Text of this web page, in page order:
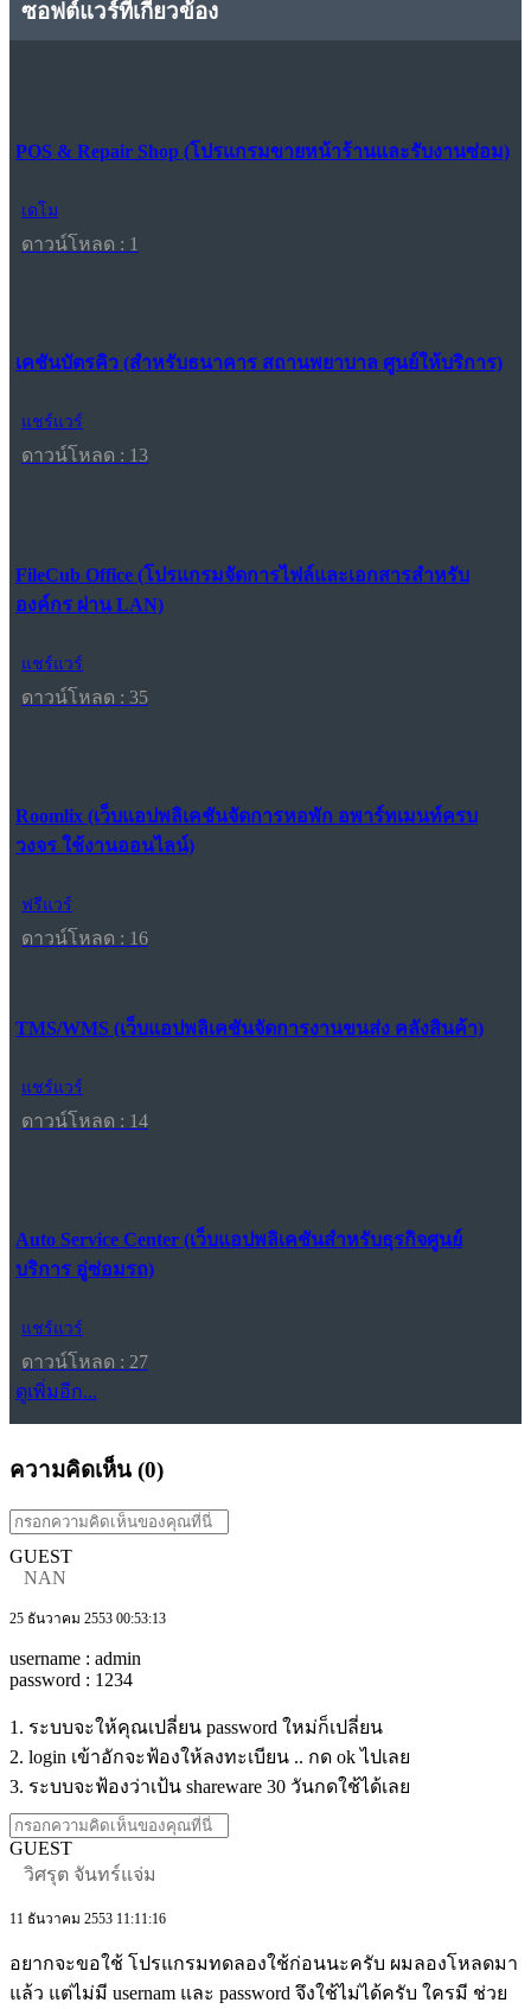
ซอฟต์แวร์ที่เกี่ยวข้อง
POS & Repair Shop (โปรแกรมขายหน้าร้านและรับงานซ่อม)
เดโม
ดาวน์โหลด : 1
เคชันบัตรคิว (สำหรับธนาคาร สถานพยาบาล ศูนย์ให้บริการ)
แชร์แวร์
ดาวน์โหลด : 13
FileCub Office (โปรแกรมจัดการไฟล์และเอกสารสำหรับ
องค์กร ผ่าน LAN)
แชร์แวร์
ดาวน์โหลด : 35
Roomlix (เว็บแอปพลิเคชันจัดการหอพัก อพาร์ทเมนท์ครบ
วงจร ใช้งานออนไลน์)
ฟรีแวร์
ดาวน์โหลด : 16
TMS/WMS (เว็บแอปพลิเคชันจัดการงานขนส่ง คลังสินค้า)
แชร์แวร์
ดาวน์โหลด : 14
Auto Service Center (เว็บแอปพลิเคชันสำหรับธุรกิจศูนย์
บริการ อู่ซ่อมรถ)
แชร์แวร์
ดาวน์โหลด : 27
ดูเพิ่มอีก...
ความคิดเห็น (0)
GUEST
NAN
25 ธันวาคม 2553 00:53:13
username : admin
password : 1234
1. ระบบจะให้คุณเปลี่ยน password ใหม่ก็เปลี่ยน
2. login เข้าอักจะฟ้องให้ลงทะเบียน .. กด ok ไปเลย
3. ระบบจะฟ้องว่าเป้น shareware 30 วันกดใช้ได้เลย
GUEST
วิศรุต จันทร์แจ่ม
11 ธันวาคม 2553 11:11:16
อยากจะขอใช้ โปรแกรมทดลองใช้ก่อนนะครับ ผมลองโหลดมา
แล้ว แต่ไม่มี usernam และ password จึงใช้ไม่ได้ครับ ใครมี ช่วย